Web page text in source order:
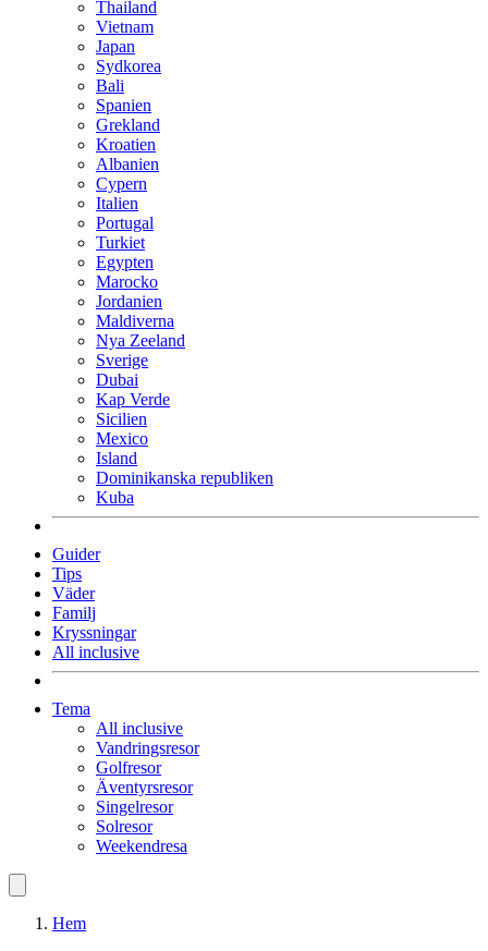
Thailand
Vietnam
Japan
Sydkorea
Bali
Spanien
Grekland
Kroatien
Albanien
Cypern
Italien
Portugal
Turkiet
Egypten
Marocko
Jordanien
Maldiverna
Nya Zeeland
Sverige
Dubai
Kap Verde
Sicilien
Mexico
Island
Dominikanska republiken
Kuba
Guider
Tips
Väder
Familj
Kryssningar
All inclusive
Tema
All inclusive
Vandringsresor
Golfresor
Äventyrsresor
Singelresor
Solresor
Weekendresa
Hem